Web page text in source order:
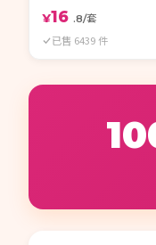
¥16 .8/套
已售 6439 件